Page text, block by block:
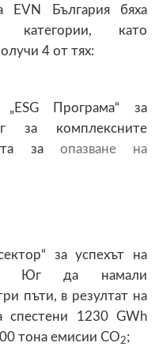
EVN България бяха
като
4 от тях:
Програма“ за
за комплексните
за опазване на
за успехът на
Юг да намали
пъти, в резултат на
спестени 1230 GWh
тона емисии CO2;